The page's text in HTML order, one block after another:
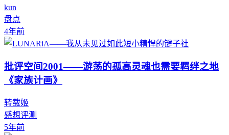
kun
盘点
4年前
批评空间2001——游荡的孤高灵魂也需要羁绊之地
《家族计画》
转载姬
感想评测
5年前